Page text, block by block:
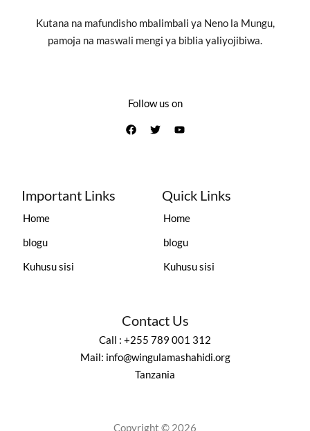
Kutana na mafundisho mbalimbali ya Neno la Mungu,
pamoja na maswali mengi ya biblia yaliyojibiwa.
Follow us on
Important Links
Home
blogu
Kuhusu sisi
Quick Links
Home
blogu
Kuhusu sisi
Contact Us
Call : +255 789 001 312
Mail: info@wingulamashahidi.org
Tanzania
Copyright © 2026